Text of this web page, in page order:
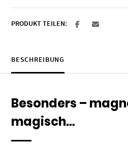
PRODUKT TEILEN:
BESCHREIBUNG
Besonders –
magisch…